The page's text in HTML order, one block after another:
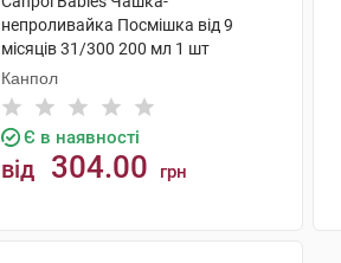
непроливайка Посмішка від 9
місяців 31/300 200 мл 1 шт
Канпол
Є в наявності
від 304.00 грн